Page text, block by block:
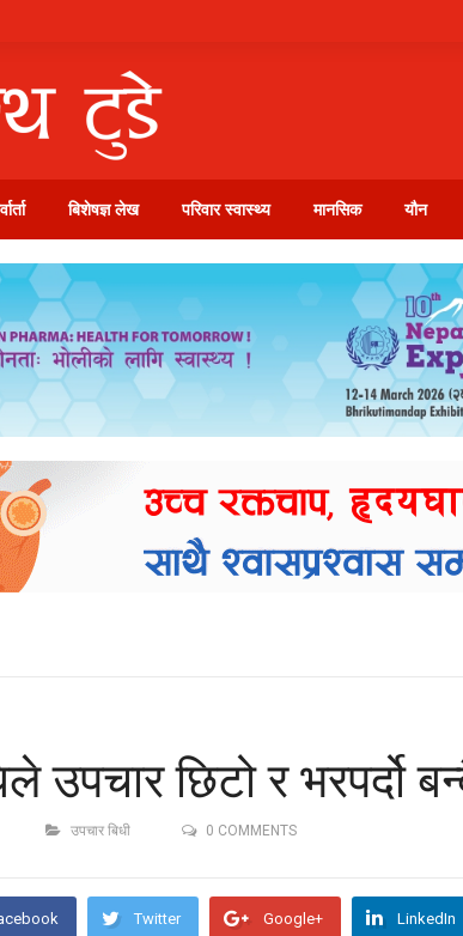
बिशेषज्ञ लेख परिवार स्वास्थ्य मानसिक यौन
उपचार छिटो र भरपर्दो
उपचार बिधी 0 COMMENTS
Twitter Google+ LinkedIn